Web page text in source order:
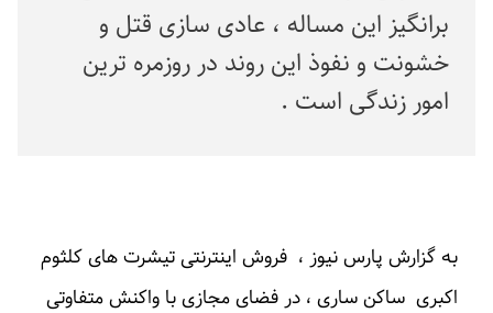
برانگیز این مساله ، عادی سازی قتل و
خشونت و نفوذ این روند در روزمره ترین
امور زندگی است .
به گزارش پارس نیوز ، فروش اینترنتی تیشرت های کلثوم
اکبری ساکن ساری ، در فضای مجازی با واکنش متفاوتی